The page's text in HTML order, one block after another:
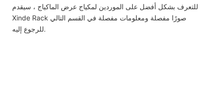
للتعرف بشكل أفضل على الموردين لمكياج عرض الماكياج ، سيقدم
Xinde Rack صورًا مفصلة ومعلومات مفصلة في القسم التالي
للرجوع إليه.